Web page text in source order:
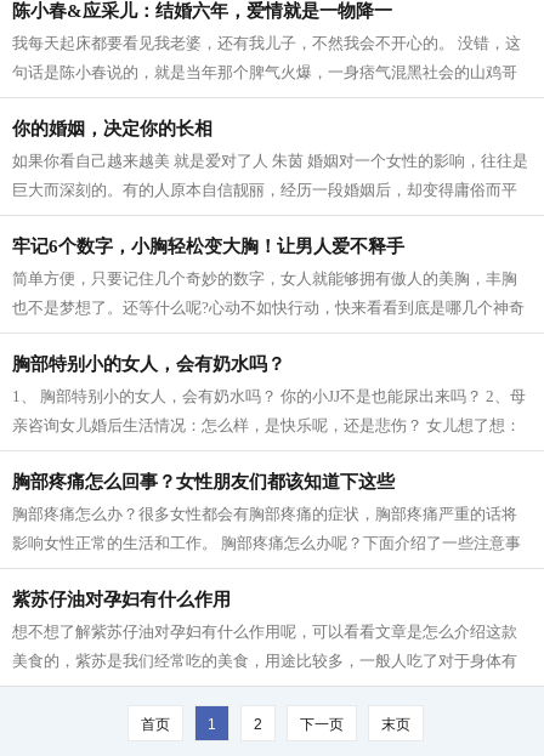
陈小春&应采儿：结婚六年，爱情就是一物降一
我每天起床都要看见我老婆，还有我儿子，不然我会不开心的。 没错，这
句话是陈小春说的，就是当年那个脾气火爆，一身痞气混黑社会的山鸡哥
说的。 爱情或许就是一物降一物，如...
你的婚姻，决定你的长相
如果你看自己越来越美 就是爱对了人 朱茵 婚姻对一个女性的影响，往往是
巨大而深刻的。有的人原本自信靓丽，经历一段婚姻后，却变得庸俗而平
凡；有的人原本平平无奇，经历一段...
牢记6个数字，小胸轻松变大胸！让男人爱不释手
简单方便，只要记住几个奇妙的数字，女人就能够拥有傲人的美胸，丰胸
也不是梦想了。还等什么呢?心动不如快行动，快来看看到底是哪几个神奇
的数字吧！还来看看它们神奇在哪里！...
胸部特别小的女人，会有奶水吗？
1、 胸部特别小的女人，会有奶水吗？ 你的小JJ不是也能尿出来吗？ 2、母
亲咨询女儿婚后生活情况：怎么样，是快乐呢，还是悲伤？ 女儿想了想：
太快不乐。 3、时代真不同了：从前是...
胸部疼痛怎么回事？女性朋友们都该知道下这些
胸部疼痛怎么办？很多女性都会有胸部疼痛的症状，胸部疼痛严重的话将
影响女性正常的生活和工作。 胸部疼痛怎么办呢？下面介绍了一些注意事
项，想知道的朋友不妨看一下！ 1、穿...
紫苏仔油对孕妇有什么作用
想不想了解紫苏仔油对孕妇有什么作用呢，可以看看文章是怎么介绍这款
美食的，紫苏是我们经常吃的美食，用途比较多，一般人吃了对于身体有
很好的调理作用，是老少皆宜的营养美...
首页 1 2 下一页 末页